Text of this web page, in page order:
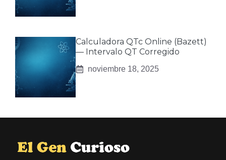
Calculadora QTc Online (Bazett)
— Intervalo QT Corregido
noviembre 18, 2025